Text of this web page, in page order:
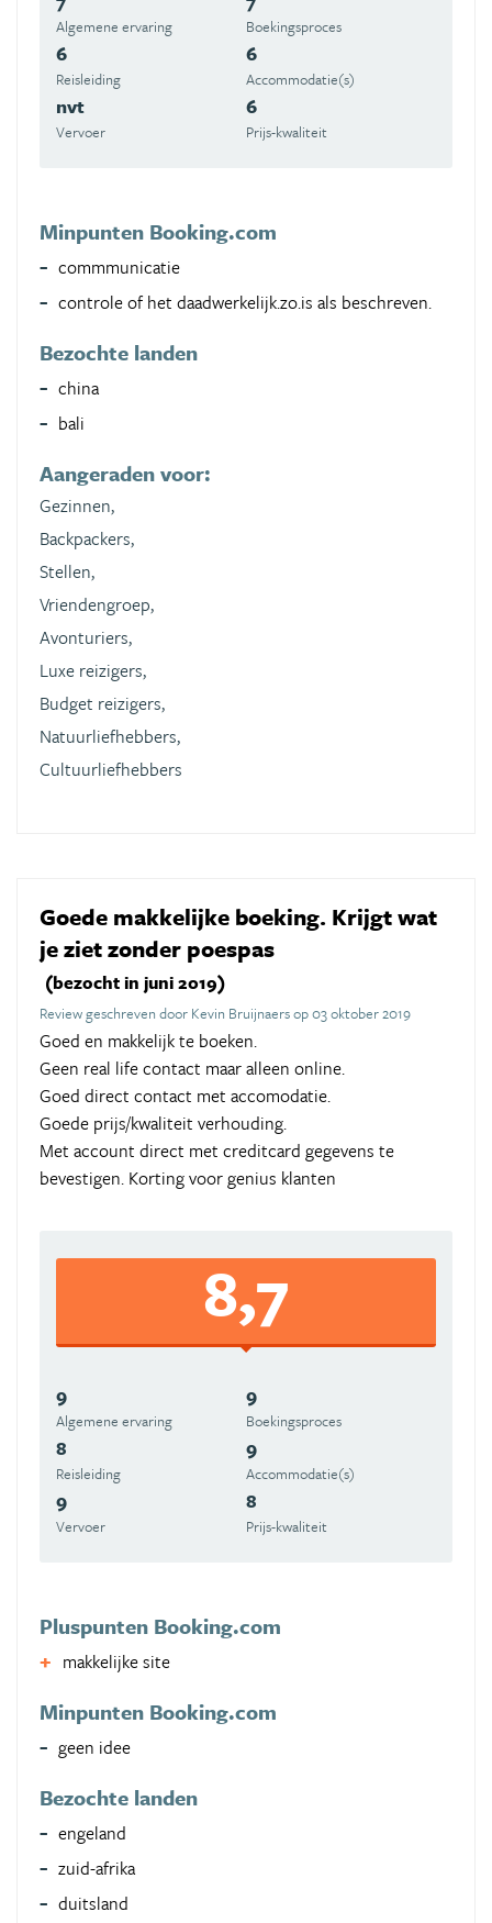
Algemene ervaring Boekingsproces
6
Reisleiding
6
Accommodatie(s)
nvt
Vervoer
6
Prijs-kwaliteit
Minpunten Booking.com
commmunicatie
controle of het daadwerkelijk.zo.is als beschreven.
Bezochte landen
china
bali
Aangeraden voor:
Gezinnen,
Backpackers,
Stellen,
Vriendengroep,
Avonturiers,
Luxe reizigers,
Budget reizigers,
Natuurliefhebbers,
Cultuurliefhebbers
Goede makkelijke boeking. Krijgt wat
je ziet zonder poespas
(bezocht in juni 2019)
Review geschreven door Kevin Bruijnaers op 03 oktober 2019
Goed en makkelijk te boeken.
Geen real life contact maar alleen online.
Goed direct contact met accomodatie.
Goede prijs/kwaliteit verhouding.
Met account direct met creditcard gegevens te
bevestigen. Korting voor genius klanten
8,7
9
Algemene ervaring
9
Boekingsproces
8
Reisleiding
9
Accommodatie(s)
9
Vervoer
8
Prijs-kwaliteit
Pluspunten Booking.com
makkelijke site
Minpunten Booking.com
geen idee
Bezochte landen
engeland
zuid-afrika
duitsland